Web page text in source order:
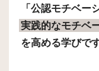
「公認モチベー
実践的なモチベ
を高める学びです